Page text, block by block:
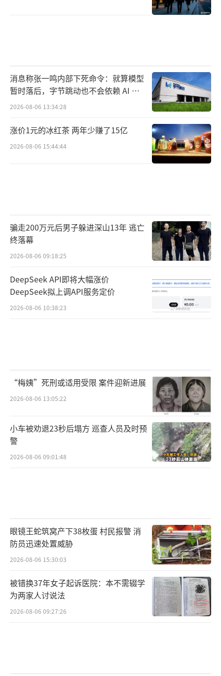
消息称张一鸣内部下死命令：就算模型
暂时落后，字节跳动也不会依赖 AI 蒸
馏技术
2026-08-06 13:34:28
涨价1元的冰红茶 两年少赚了15亿
2026-08-06 15:44:44
骗走200万元后男子躲进深山13年 逃亡
终落幕
2026-08-06 09:18:25
DeepSeek API即将大幅涨价
DeepSeek拟上调API服务定价
2026-08-06 10:38:23
“梅姨”死刑或适用受限 案件迎新进展
2026-08-06 13:05:22
小车被劝退23秒后塌方 巡查人员及时预
警
2026-08-06 09:01:48
眼镜王蛇筑窝产下38枚蛋 村民报警 消
防员迅速处置威胁
2026-08-06 15:30:03
被错换37年女子起诉医院：本不需辍学
为两家人讨说法
2026-08-06 09:27:26